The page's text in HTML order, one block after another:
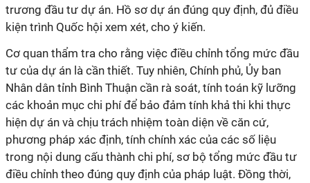
trương đầu tư dự án. Hồ sơ dự án đúng quy định, đủ điều
kiện trình Quốc hội xem xét, cho ý kiến.
Cơ quan thẩm tra cho rằng việc điều chỉnh tổng mức đầu
tư của dự án là cần thiết. Tuy nhiên, Chính phủ, Ủy ban
Nhân dân tỉnh Bình Thuận cần rà soát, tính toán kỹ lưỡng
các khoản mục chi phí để bảo đảm tính khả thi khi thực
hiện dự án và chịu trách nhiệm toàn diện về căn cứ,
phương pháp xác định, tính chính xác của các số liệu
trong nội dung cấu thành chi phí, sơ bộ tổng mức đầu tư
điều chỉnh theo đúng quy định của pháp luật. Đồng thời,